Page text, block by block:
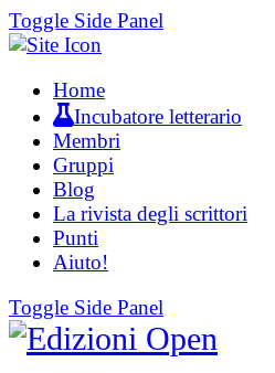
Toggle Side Panel
Home
Incubatore letterario
Membri
Gruppi
Blog
La rivista degli scrittori
Punti
Aiuto!
Toggle Side Panel